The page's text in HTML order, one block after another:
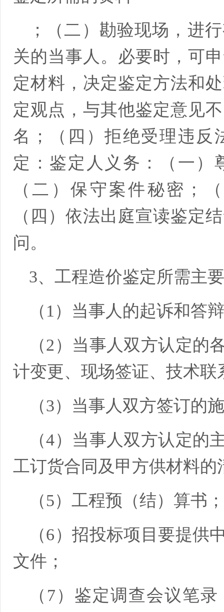
；（二）勘验现场，进
关的当事人。必要时，可
定材料，决定鉴定方法和
定观点，与其他鉴定意见
名；（四）拒绝受理违反
定：鉴定人义务：（一）
（二）保守案件秘密；
（四）依法出庭宣读鉴定
问。
3、工程造价鉴定所需主
（1）当事人的起诉和答
（2）当事人双方认定的
计变更、现场签证、技术
（3）当事人双方签订的
（4）当事人双方认定的
工订货合同及甲方供材料的
（5）工程预（结）算书；
（6）招投标项目要提供
文件；
（7）鉴定调查会议笔